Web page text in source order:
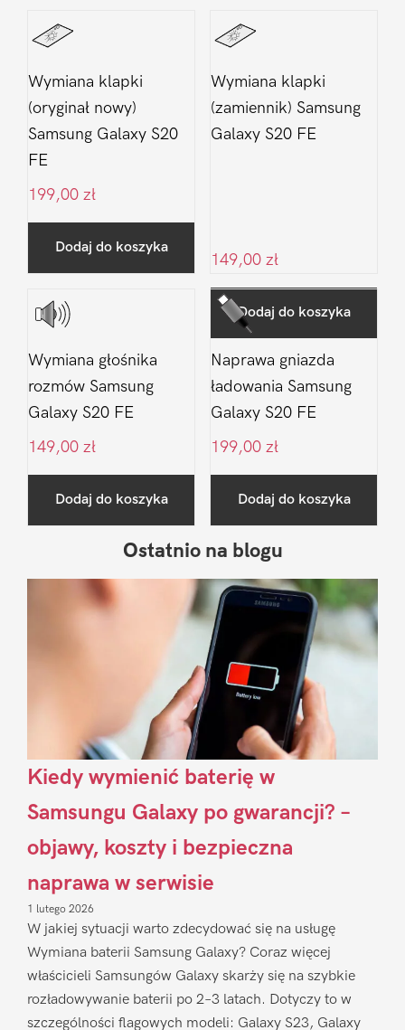
Wymiana klapki
(oryginał nowy)
Samsung Galaxy S20
FE
199,00 zł
Dodaj do koszyka
Wymiana klapki
(zamiennik) Samsung
Galaxy S20 FE
149,00 zł
Dodaj do koszyka
Wymiana głośnika
rozmów Samsung
Galaxy S20 FE
149,00 zł
Dodaj do koszyka
Naprawa gniazda
ładowania Samsung
Galaxy S20 FE
199,00 zł
Dodaj do koszyka
Sidebar
Ostatnio na blogu
Kiedy wymienić baterię w
Samsungu Galaxy po gwarancji? –
objawy, koszty i bezpieczna
naprawa w serwisie
1 lutego 2026
W jakiej sytuacji warto zdecydować się na usługę
Wymiana baterii Samsung Galaxy? Coraz więcej
właścicieli Samsungów Galaxy skarży się na szybkie
rozładowywanie baterii po 2–3 latach. Dotyczy to w
szczególności flagowych modeli: Galaxy S23, Galaxy